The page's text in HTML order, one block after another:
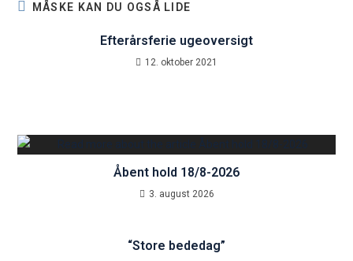
MÅSKE KAN DU OGSÅ LIDE
Efterårsferie ugeoversigt
12. oktober 2021
Åbent hold 18/8-2026
3. august 2026
“Store bededag”